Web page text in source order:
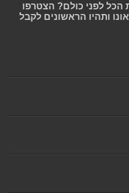
הכל לפני כולם? הצטרפו
ותהיו הראשונים לקבל